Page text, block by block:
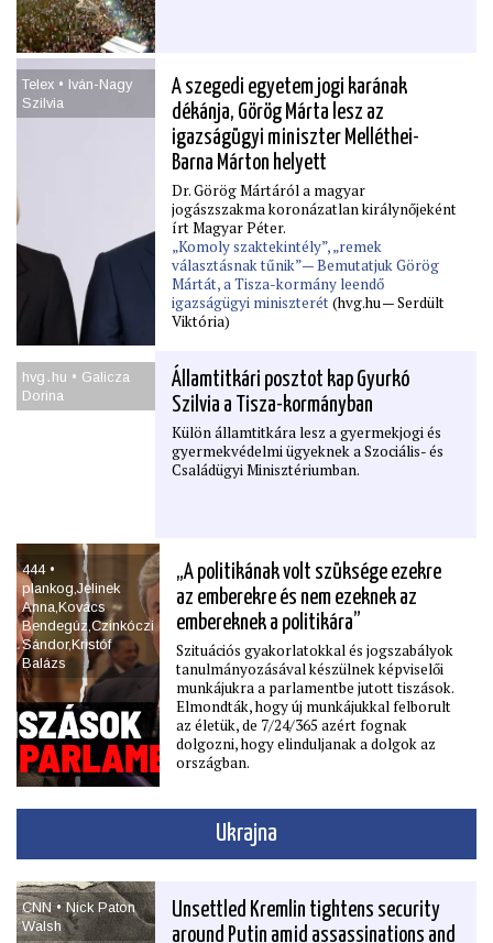
Telex • Iván-Nagy
Szilvia
A szegedi egyetem jogi karának
dékánja, Görög Márta lesz az
igazságügyi miniszter Melléthei-
Barna Márton helyett
Dr. Görög Mártáról a magyar
jogászszakma koronázatlan királynőjeként
írt Magyar Péter.
„Komoly szaktekintély”, „remek
választásnak tűnik” — Bemutatjuk Görög
Mártát, a Tisza-kormány leendő
igazságügyi miniszterét(hvg.hu — Serdült
Viktória)
hvg․hu • Galicza
Dorina
Államtitkári posztot kap Gyurkó
Szilvia a Tisza-kormányban
Külön államtitkára lesz a gyermekjogi és
gyermekvédelmi ügyeknek a Szociális- és
Családügyi Minisztériumban.
444 •
plankog,Jelinek
Anna,Kovács
Bendegúz,Czinkóczi
Sándor,Kristóf
Balázs
„A politikának volt szüksége ezekre
az emberekre és nem ezeknek az
embereknek a politikára”
Szituációs gyakorlatokkal és jogszabályok
tanulmányozásával készülnek képviselői
munkájukra a parlamentbe jutott tiszások.
Elmondták, hogy új munkájukkal felborult
az életük, de 7/24/365 azért fognak
dolgozni, hogy elinduljanak a dolgok az
országban.
Ukrajna
CNN • Nick Paton
Walsh
Unsettled Kremlin tightens security
around Putin amid assassinations and